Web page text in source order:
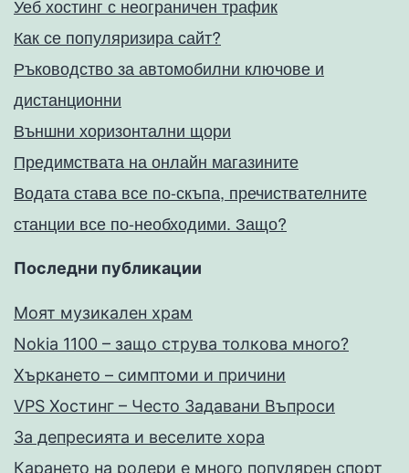
Уеб хостинг с неограничен трафик
Как се популяризира сайт?
Ръководство за автомобилни ключове и
дистанционни
Външни хоризонтални щори
Предимствата на онлайн магазините
Водата става все по-скъпа, пречиствателните
станции все по-необходими. Защо?
Последни публикации
Моят музикален храм
Nokia 1100 – защо струва толкова много?
Хъркането – симптоми и причини
VPS Хостинг – Често Задавани Въпроси
За депресията и веселите хора
Карането на ролери е много популярен спорт